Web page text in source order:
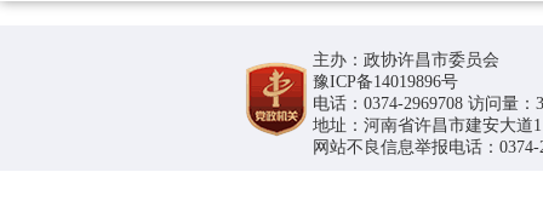
主办：政协许昌市委员会
豫ICP备14019896号
电话：0374-2969708 访问量：
地址：河南省许昌市建安大道
网站不良信息举报电话：